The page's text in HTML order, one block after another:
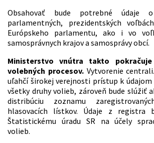
Obsahovať bude potrebné údaje
parlamentných, prezidentských
Európskeho parlamentu, ako i vo
samosprávnych krajov a samosprávy obcí.
Ministerstvo vnútra takto
volebných procesov.Vytvorenie
uľahčí širokej verejnosti prístup k
všetky druhy volieb, zároveň bude slúžiť
distribúciu zoznamu
hlasovacích lístkov. Údaje z registra
Štatistickému úradu SR na účely
volieb.